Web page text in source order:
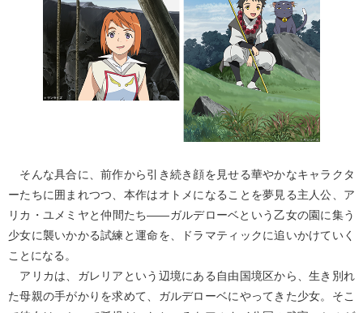
そんな具合に、前作から引き続き顔を見せる華やかなキャラクタ
ーたちに囲まれつつ、本作はオトメになることを夢見る主人公、ア
リカ・ユメミヤと仲間たち――ガルデローベという乙女の園に集う
少女に襲いかかる試練と運命を、ドラマティックに追いかけていく
ことになる。
アリカは、ガレリアという辺境にある自由国境区から、生き別れ
た母親の手がかりを求めて、ガルデローベにやってきた少女。そこ